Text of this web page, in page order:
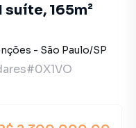
165m²
- São Paulo/SP